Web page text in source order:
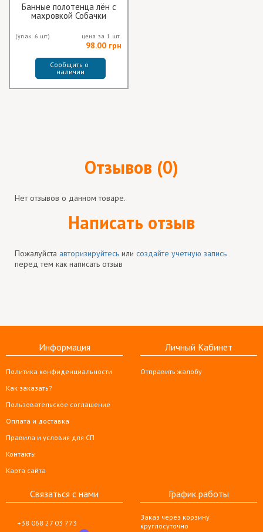
Банные полотенца лён с
махровкой Собачки
(упак. 6 шт) цена за 1 шт.
98.00 грн
Сообщить о
наличии
Отзывов (0)
Нет отзывов о данном товаре.
Написать отзыв
Пожалуйста авторизируйтесь или создайте учетную запись
перед тем как написать отзыв
Информация
Политика конфиденциальности
Как заказать?
Пользовательское соглашение
Оплата и доставка
Правила и условия для СП
Контакты
Карта сайта
Личный Кабинет
Отправить жалобу
Связаться с нами
+38 068 27 03 773
График работы
Заказ через корзину
круглосуточно